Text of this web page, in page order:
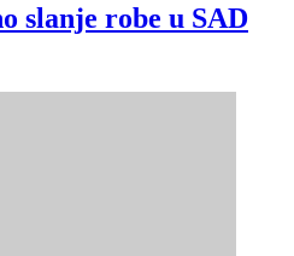
slanje robe u SAD